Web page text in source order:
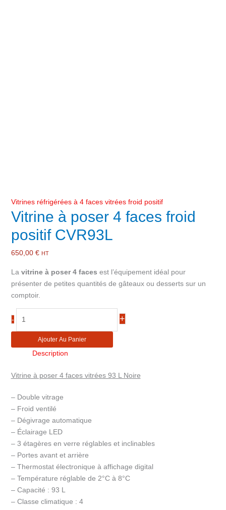
Vitrines réfrigérées à 4 faces vitrées froid positif
Vitrine à poser 4 faces froid
positif CVR93L
650,00 € HT
La vitrine à poser 4 faces est l’équipement idéal pour
présenter de petites quantités de gâteaux ou desserts sur un
comptoir.
-
à
4
froid
positif
CVR93L
+
Ajouter Au Panier
Description
Vitrine à poser 4 faces vitrées 93 L Noire
– Double vitrage
– Froid ventilé
– Dégivrage automatique
– Éclairage LED
– 3 étagères en verre réglables et inclinables
– Portes avant et arrière
– Thermostat électronique à affichage digital
– Température réglable de 2°C à 8°C
– Capacité : 93 L
– Classe climatique : 4